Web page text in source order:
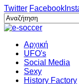
Twitter Facebook
Αρχική
UFO's
Social Media
Sexy
History Factory